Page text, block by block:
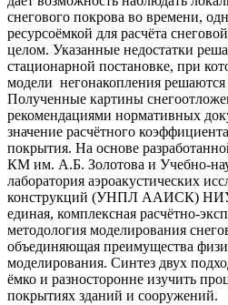
снегового покрова во времени,
ресурсоёмкой для расчёта
целом. Указанные недостатки
стационарной постановке, при
модели негонакопления
Полученные картины
рекомендациями нормативных
значение расчётного
покрытия. На основе
КМ им. А.Б. Золотова и Учебно-
лаборатория аэроакустических
конструкций (УНПЛ ААИСК) НИУ
единая, комплексная расчётно-
методология моделирования
объединяющая преимущества
моделирования. Синтез двух
ёмко и разносторонне изучить
покрытиях зданий и сооружений.